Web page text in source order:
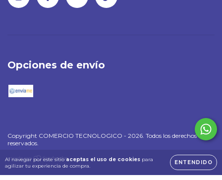
Al navegar por este sitio aceptas el uso de cookies para
agilizar tu experiencia de compra.
ENTENDIDO
Opciones de envío
Copyright COMERCIO TECNOLOGICO - 2026. Todos los derechos
reservados.